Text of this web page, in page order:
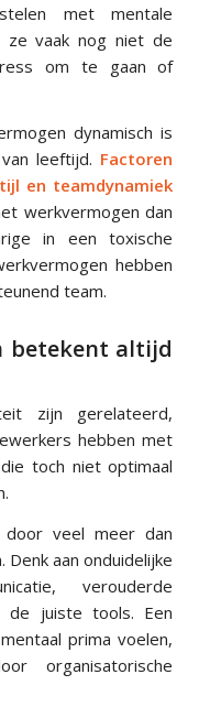
met mentale
ze vaak nog niet de
om te gaan of
dynamisch is
leeftijd. Factoren
en teamdynamiek
werkvermogen dan
in een toxische
hebben
team.
betekent altijd
zijn gerelateerd,
hebben met
toch niet optimaal
door veel meer dan
aan onduidelijke
verouderde
de juiste tools. Een
prima voelen,
organisatorische